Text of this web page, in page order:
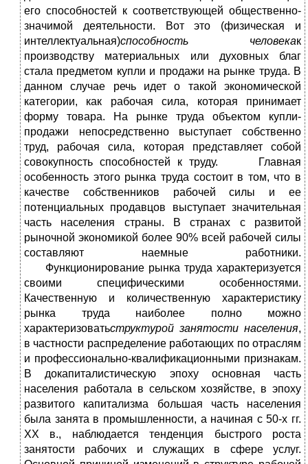
его способностей к соответствующей общественно-
значимой деятельности. Вот это (физическая и
интеллектуальная)способность человекак
производству материальных или духовных благ
стала предметом купли и продажи на рынке труда. В
данном случае речь идет о такой экономической
категории, как рабочая сила, которая принимает
форму товара. На рынке труда объектом купли-
продажи непосредственно выступает собственно
труд, рабочая сила, которая представляет собой
совокупность способностей к труду. Главная
особенность этого рынка труда состоит в том, что в
качестве собственников рабочей силы и ее
потенциальных продавцов выступает значительная
часть населения страны. В странах с развитой
рыночной экономикой более 90% всей рабочей силы
составляют наемные работники.
Функционирование рынка труда характеризуется
своими специфическими особенностями.
Качественную и количественную характеристику
рынка труда наиболее полно можно
характеризоватьструктурой занятости населения,
в частности распределение работающих по отраслям
и профессионально-квалификационными признакам.
В докапиталистическую эпоху основная часть
населения работала в сельском хозяйстве, в эпоху
развитого капитализма большая часть населения
была занята в промышленности, а начиная с 50-х гг.
XX в., наблюдается тенденция быстрого роста
занятости рабочих и служащих в сфере услуг.